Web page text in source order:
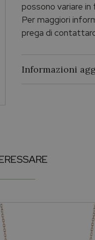
possono variare in
Per maggiori
prega di
Informazioni
Occasioni
Forma Pietra